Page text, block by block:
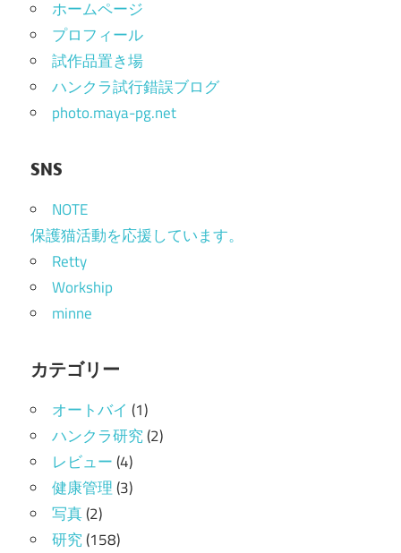
ホームページ
プロフィール
試作品置き場
ハンクラ試行錯誤ブログ
photo.maya-pg.net
SNS
NOTE
保護猫活動を応援しています。
Retty
Workship
minne
カテゴリー
オートバイ (1)
ハンクラ研究(2)
レビュー(4)
健康管理(3)
写真(2)
研究(158)